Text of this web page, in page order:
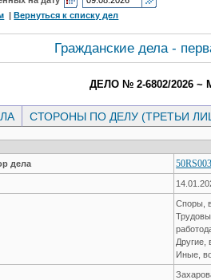
|Вернуться к списку дел
Гражданские дела -
ДЕЛО № 2-6802/2026 ~
СТОРОНЫ ПО ДЕЛУ (ТРЕТЬИ
дела
Споры,
Другие,
Иные,